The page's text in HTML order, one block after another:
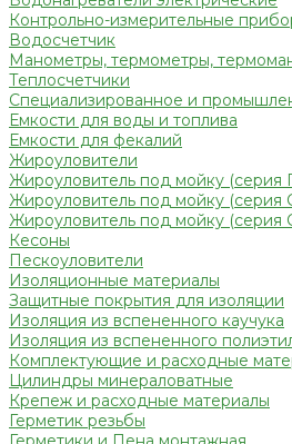
Контрольно-измерительные
Водосчетчик
Манометры, термометры,
Теплосчетчики
Специализированное и
Емкости для воды и топлива
Емкости для фекалий
Жироуловители
Жироуловитель под мойку (серия
Жироуловитель под мойку (серия
Жироуловитель под мойку (серия
Кесоны
Пескоуловители
Изоляционные материалы
Защитные покрытия для изоляции
Изоляция из вспененного каучука
Изоляция из вспененного
Комплектующие и расходные
Цилиндры минераловатные
Крепеж и расходные материалы
Герметик резьбы